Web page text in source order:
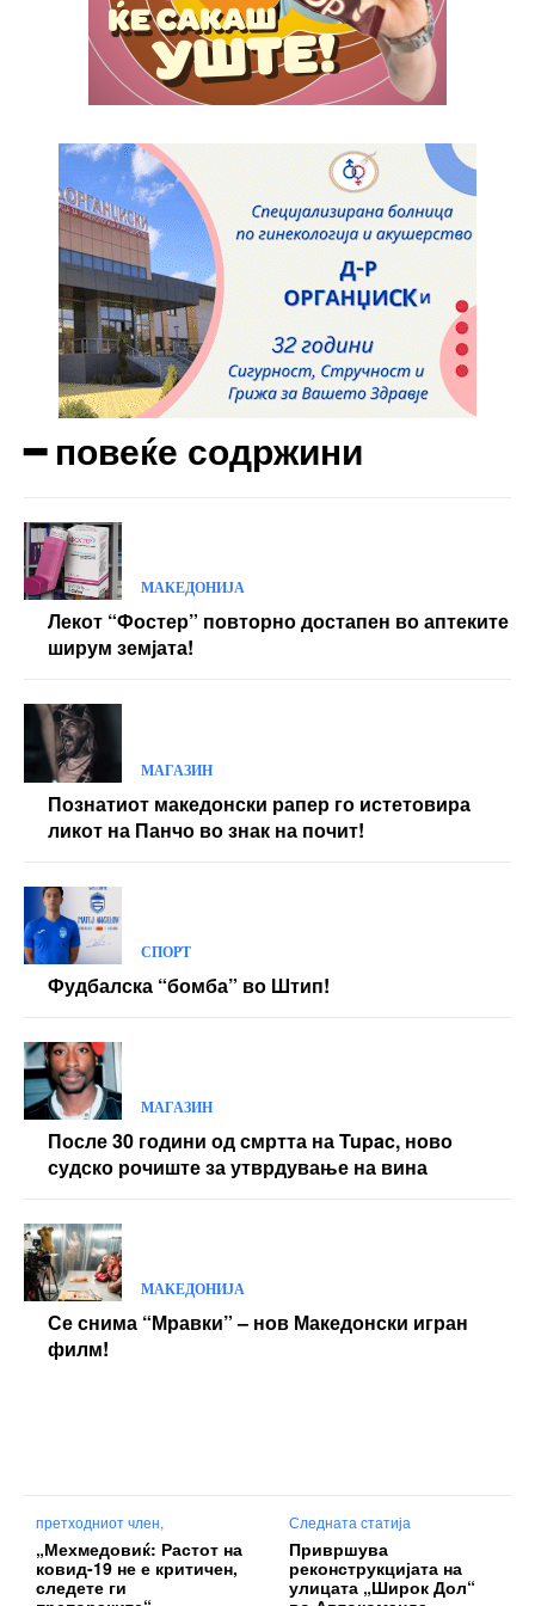
Etiam est nibh, lobortis sit
Praesent euismod ac
Ut mollis pellentesque tortor
Donec quis est ac felis
Orci varius natoque dolor
Yearly pricing Monthly pricing
━ повеќе содржини
МАКЕДОНИЈА
Лекот “Фостер” повторно достапен во аптеките
ширум земјата!
МАГАЗИН
Познатиот македонски рапер го истетовира
ликот на Панчо во знак на почит!
СПОРТ
Фудбалска “бомба” во Штип!
МАГАЗИН
После 30 години од смртта на Tupac, ново
судско рочиште за утврдување на вина
МАКЕДОНИЈА
Се снима “Мравки” – нов Македонски игран
филм!
претходниот член,
„Мехмедовиќ: Растот на
ковид-19 не е критичен,
следете ги
Следната статија
Привршува
реконструкцијата на
улицата „Широк Дол“